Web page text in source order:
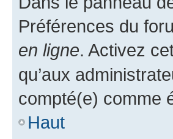
Préférences du
en ligne. Activez
qu’aux
compté(e) comme
Haut